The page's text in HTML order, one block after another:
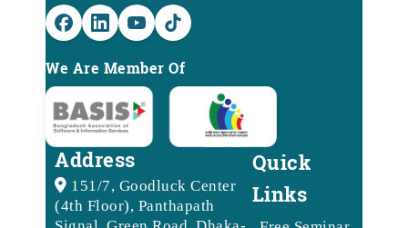
We Are Member Of
Address
151/7, Goodluck Center
(4th Floor), Panthapath
Quick
Links